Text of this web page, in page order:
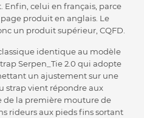
celui en français, parce
page produit en anglais. Le
un produit supérieur, CQFD.
identique au modèle
Serpen_Tie 2.0 qui adopte
un ajustement sur une
strap vient répondre aux
de la première mouture de
rideurs aux pieds fins sortant